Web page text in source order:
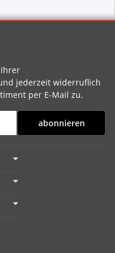
jederzeit widerruflich
per E-Mail zu.
abonnieren